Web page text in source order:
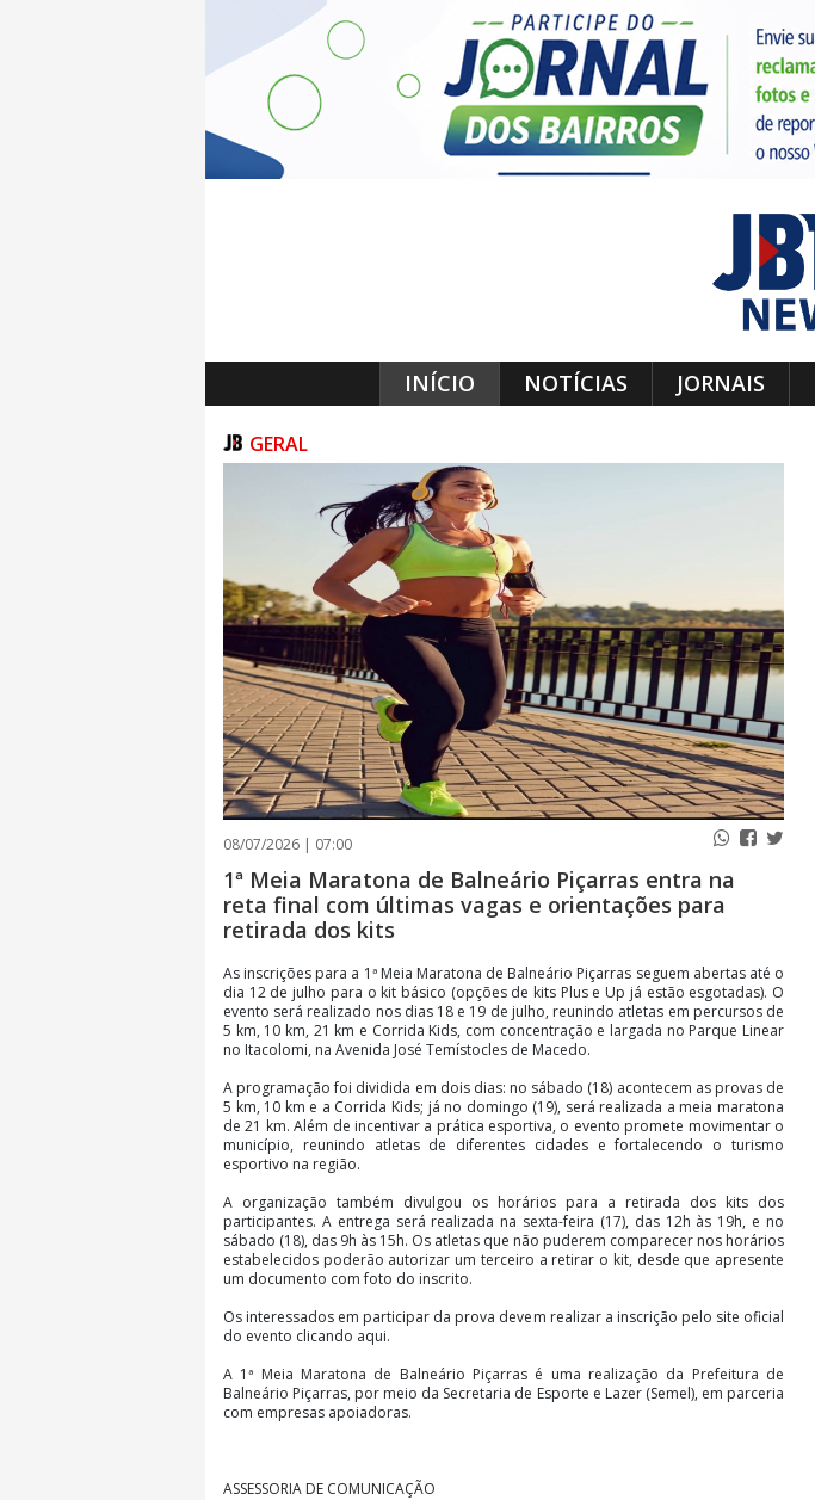
INÍCIO NOTÍCIAS JORNAIS
GERAL
08/07/2026 | 07:00
1ª Meia Maratona de Balneário Piçarras entra na
reta final com últimas vagas e orientações para
retirada dos kits
As inscrições para a 1ª Meia Maratona de Balneário Piçarras seguem abertas até o
dia 12 de julho para o kit básico (opções de kits Plus e Up já estão esgotadas). O
evento será realizado nos dias 18 e 19 de julho, reunindo atletas em percursos de
5 km, 10 km, 21 km e Corrida Kids, com concentração e largada no Parque Linear
no Itacolomi, na Avenida José Temístocles de Macedo.
A programação foi dividida em dois dias: no sábado (18) acontecem as provas de
5 km, 10 km e a Corrida Kids; já no domingo (19), será realizada a meia maratona
de 21 km. Além de incentivar a prática esportiva, o evento promete movimentar o
município, reunindo atletas de diferentes cidades e fortalecendo o turismo
esportivo na região.
A organização também divulgou os horários para a retirada dos kits dos
participantes. A entrega será realizada na sexta-feira (17), das 12h às 19h, e no
sábado (18), das 9h às 15h. Os atletas que não puderem comparecer nos horários
estabelecidos poderão autorizar um terceiro a retirar o kit, desde que apresente
um documento com foto do inscrito.
Os interessados em participar da prova devem realizar a inscrição pelo site oficial
do evento clicando aqui.
A 1ª Meia Maratona de Balneário Piçarras é uma realização da Prefeitura de
Balneário Piçarras, por meio da Secretaria de Esporte e Lazer (Semel), em parceria
com empresas apoiadoras.
ASSESSORIA DE COMUNICAÇÃO